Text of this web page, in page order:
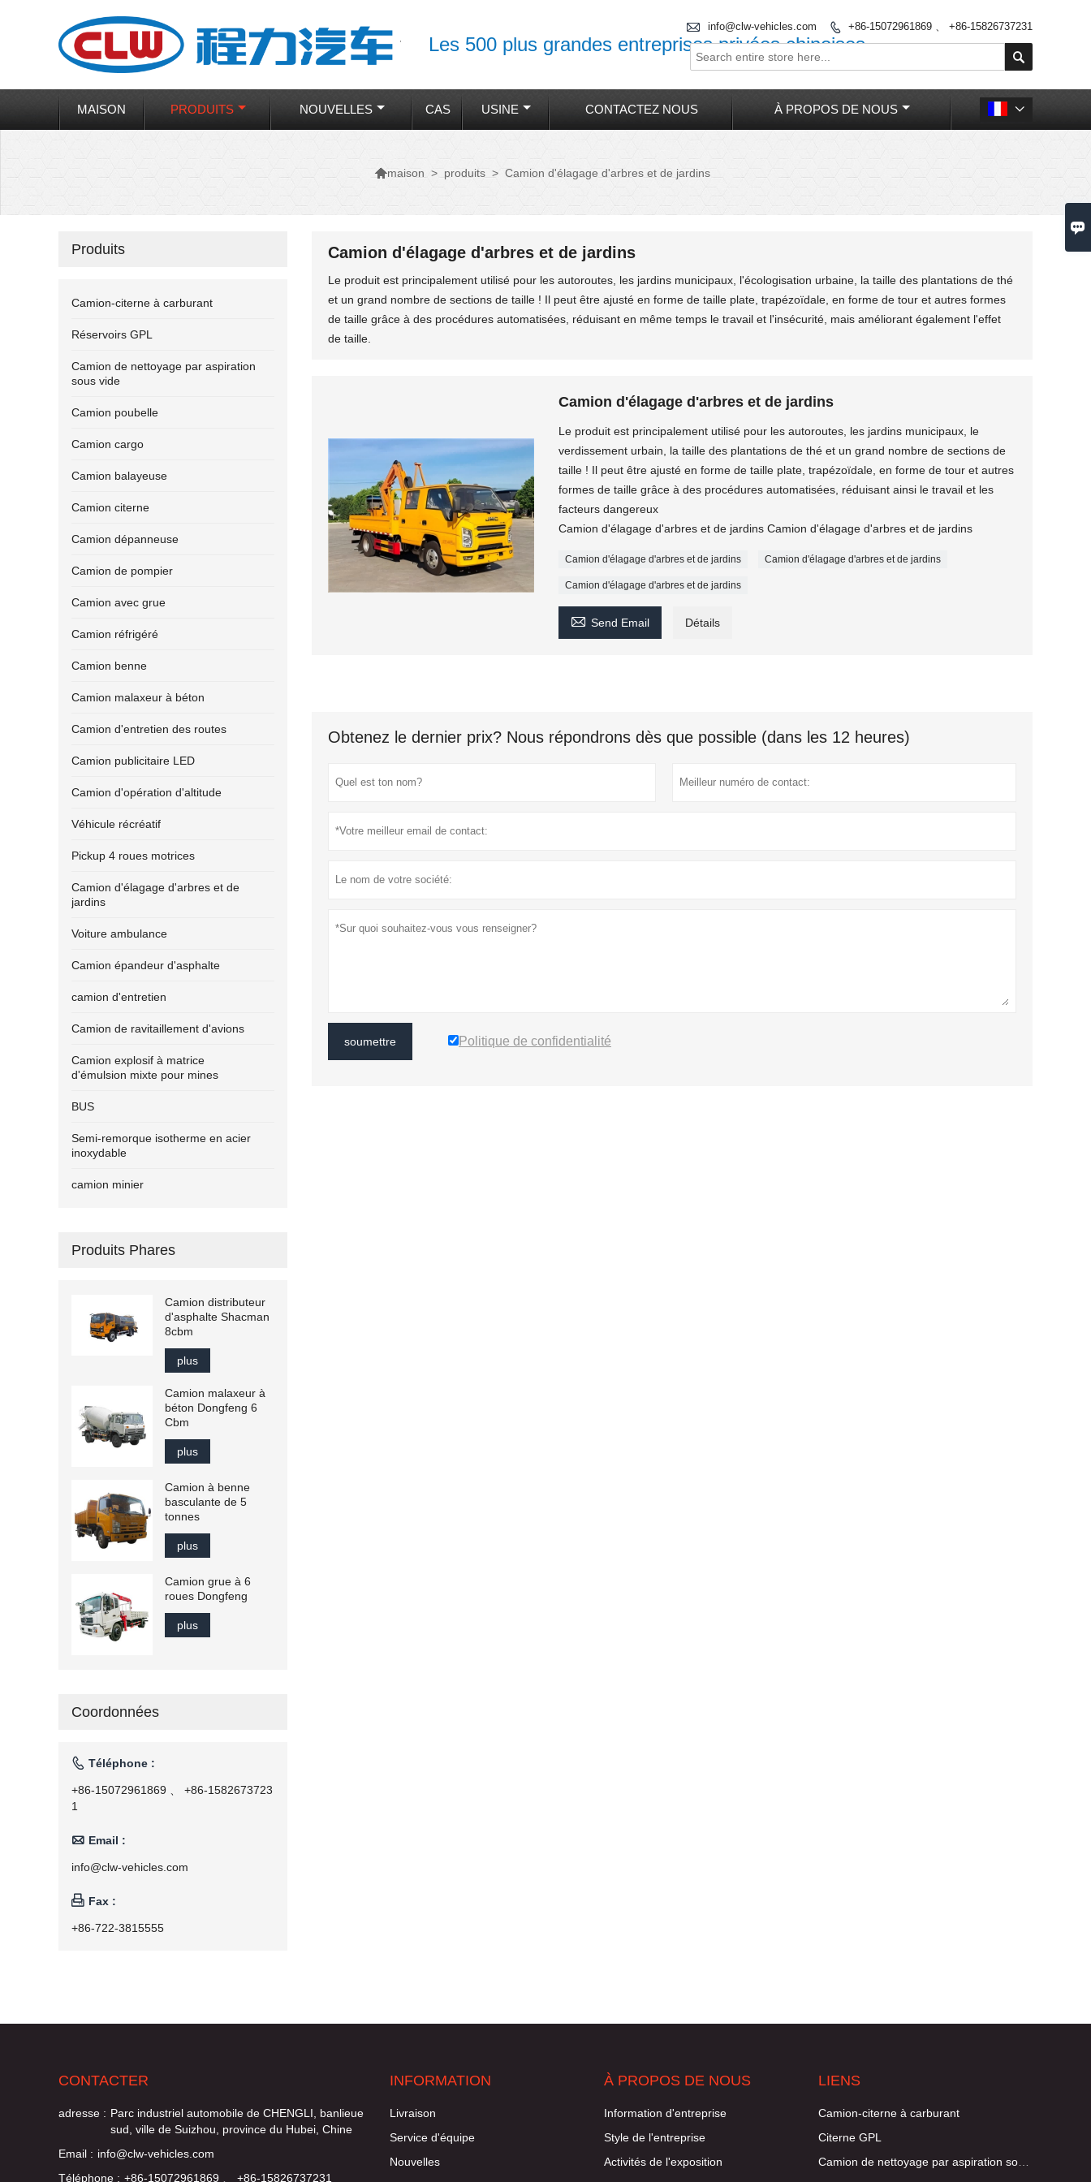

Les 500 plus grandes entreprises privées chinoises
 info@clw-vehicles.com  +86-15072961869 、 +86-15826737231

MAISON PRODUITS NOUVELLES CAS USINE CONTACTEZ NOUS À PROPOS DE NOUS 
maison > produits > Camion d'élagage d'arbres et de jardins
Camion d'élagage d'arbres et de jardins
Le produit est principalement utilisé pour les autoroutes, les jardins municipaux, l'écologisation urbaine, la taille des plantations de thé
et un grand nombre de sections de taille ! Il peut être ajusté en forme de taille plate, trapézoïdale, en forme de tour et autres formes
de taille grâce à des procédures automatisées, réduisant en même temps le travail et l'insécurité, mais améliorant également l'effet
de taille.
Camion d'élagage d'arbres et de jardins
Le produit est principalement utilisé pour les autoroutes, les jardins municipaux, le
verdissement urbain, la taille des plantations de thé et un grand nombre de sections de
taille ! Il peut être ajusté en forme de taille plate, trapézoïdale, en forme de tour et autres
formes de taille grâce à des procédures automatisées, réduisant ainsi le travail et les
facteurs dangereux
Camion d'élagage d'arbres et de jardins Camion d'élagage d'arbres et de jardins
Camion d'élagage d'arbres et de jardins Camion d'élagage d'arbres et de jardins
Camion d'élagage d'arbres et de jardins
 Send Email Détails
Obtenez le dernier prix? Nous répondrons dès que possible (dans les 12 heures)
soumettre Politique de confidentialité
Produits
Camion-citerne à carburant
Réservoirs GPL
Camion de nettoyage par aspiration
sous vide
Camion poubelle
Camion cargo
Camion balayeuse
Camion citerne
Camion dépanneuse
Camion de pompier
Camion avec grue
Camion réfrigéré
Camion benne
Camion malaxeur à béton
Camion d'entretien des routes
Camion publicitaire LED
Camion d'opération d'altitude
Véhicule récréatif
Pickup 4 roues motrices
Camion d'élagage d'arbres et de
jardins
Voiture ambulance
Camion épandeur d'asphalte
camion d'entretien
Camion de ravitaillement d'avions
Camion explosif à matrice
d'émulsion mixte pour mines
BUS
Semi-remorque isotherme en acier
inoxydable
camion minier
Produits Phares
Camion distributeur
d'asphalte Shacman
8cbm
plus
Camion malaxeur à
béton Dongfeng 6
Cbm
plus
Camion à benne
basculante de 5
tonnes
plus
Camion grue à 6
roues Dongfeng
plus
Coordonnées
 Téléphone :
+86-15072961869 、 +86-1582673723
1
 Email :
info@clw-vehicles.com
 Fax :
+86-722-3815555
CONTACTER
adresse : Parc industriel automobile de CHENGLI, banlieue
sud, ville de Suizhou, province du Hubei, Chine
Email : info@clw-vehicles.com
Téléphone : +86-15072961869 、 +86-15826737231
INFORMATION
Livraison
Service d'équipe
Nouvelles
À PROPOS DE NOUS
Information d'entreprise
Style de l'entreprise
Activités de l'exposition
LIENS
Camion-citerne à carburant
Citerne GPL